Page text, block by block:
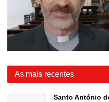
As mais recentes
Santo António